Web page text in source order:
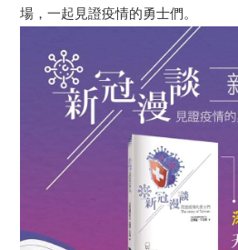
場，一起見證疫情的勇士們。